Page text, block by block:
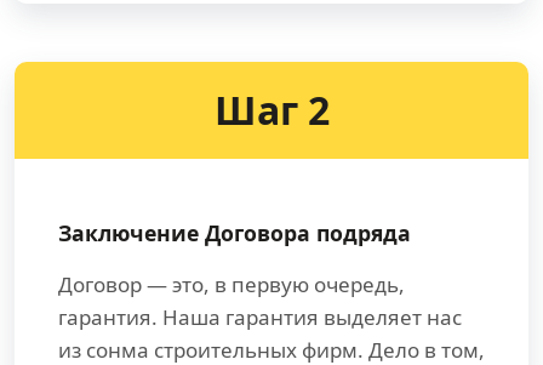
Шаг 2
Заключение Договора подряда
Договор — это, в первую очередь,
гарантия. Наша гарантия выделяет нас
из сонма строительных фирм. Дело в том,